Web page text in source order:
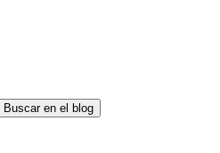
Buscar en el blog